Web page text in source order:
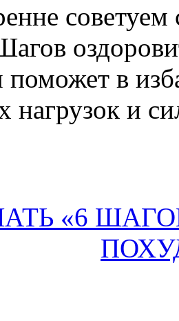
советуем
поможет в
нагрузок и
«6